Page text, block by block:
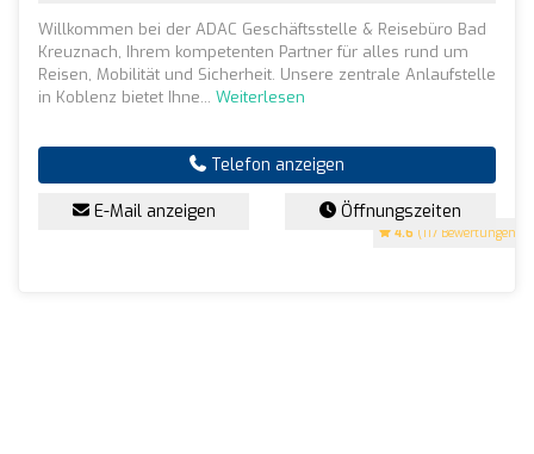
4.6 (117 Bewertungen)
Willkommen bei der ADAC Geschäftsstelle & Reisebüro Bad
Kreuznach, Ihrem kompetenten Partner für alles rund um
Reisen, Mobilität und Sicherheit. Unsere zentrale Anlaufstelle
in Koblenz bietet Ihne... Weiterlesen
Telefon anzeigen
E-Mail anzeigen Öffnungszeiten